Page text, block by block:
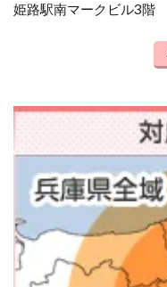
姫路駅南マークビル3階